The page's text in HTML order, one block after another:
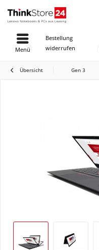
Bestellung
widerrufen
Menü
Übersicht Gen 3